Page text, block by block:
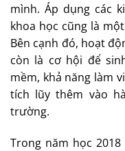
mình. Áp dụng các
khoa học cũng là
Bên cạnh đó, hoạt
còn là cơ hội để
mềm, khả năng làm
tích lũy thêm vào
trường.
Trong năm học